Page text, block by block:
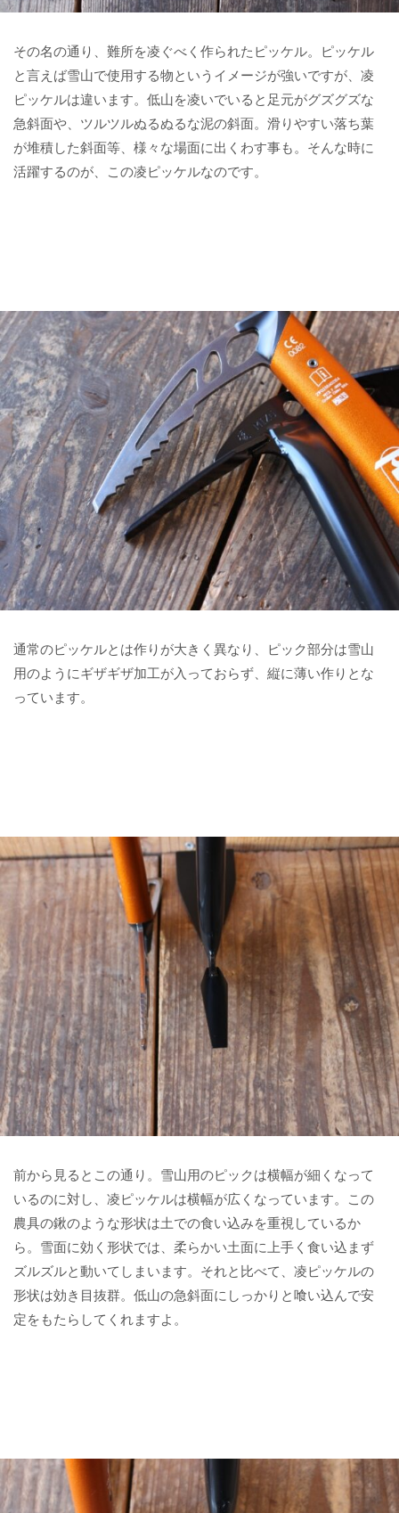
その名の通り、難所を凌ぐべく作られたピッケル。ピッケル
と言えば雪山で使用する物というイメージが強いですが、凌
ピッケルは違います。低山を凌いでいると足元がグズグズな
急斜面や、ツルツルぬるぬるな泥の斜面。滑りやすい落ち葉
が堆積した斜面等、様々な場面に出くわす事も。そんな時に
活躍するのが、この凌ピッケルなのです。
通常のピッケルとは作りが大きく異なり、ピック部分は雪山
用のようにギザギザ加工が入っておらず、縦に薄い作りとな
っています。
前から見るとこの通り。雪山用のピックは横幅が細くなって
いるのに対し、凌ピッケルは横幅が広くなっています。この
農具の鍬のような形状は土での食い込みを重視しているか
ら。雪面に効く形状では、柔らかい土面に上手く食い込まず
ズルズルと動いてしまいます。それと比べて、凌ピッケルの
形状は効き目抜群。低山の急斜面にしっかりと喰い込んで安
定をもたらしてくれますよ。